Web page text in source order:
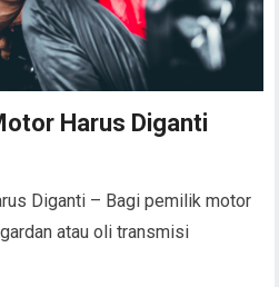
Harus Diganti
Diganti – Bagi pemilik motor
atau oli transmisi